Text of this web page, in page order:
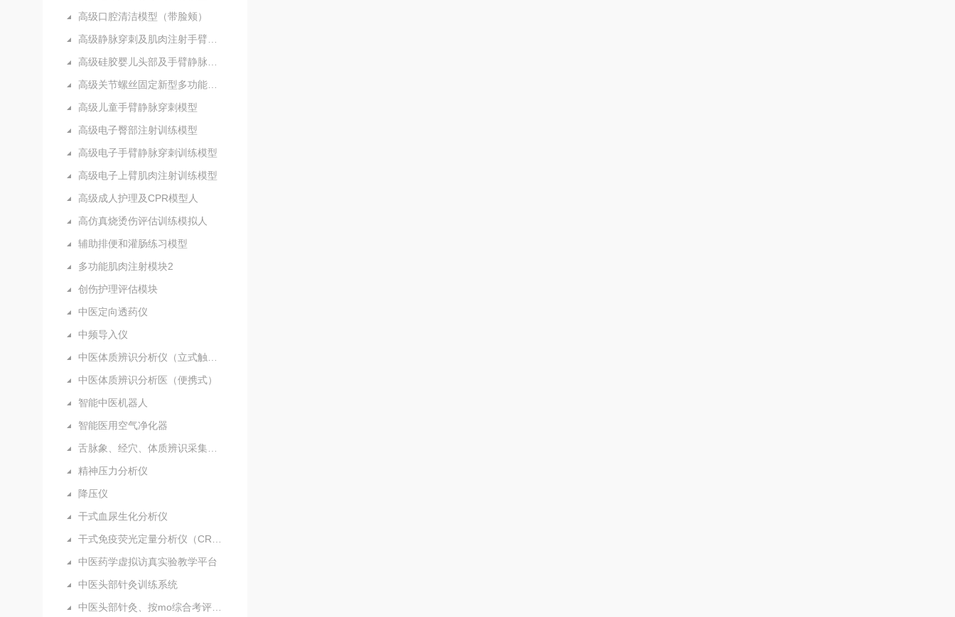
高级口腔清洁模型（带脸颊）
高级儿童手臂静脉穿刺模型
高级电子臀部注射训练模型
高级电子手臂静脉穿刺训练模型
高级电子上臂肌肉注射训练模型
高级成人护理及CPR模型人
高仿真烧烫伤评估训练模拟人
辅助排便和灌肠练习模型
多功能肌肉注射模块2
创伤护理评估模块
中医定向透药仪
中频导入仪
中医体质辨识分析医（便携式）
智能中医机器人
智能医用空气净化器
精神压力分析仪
降压仪
干式血尿生化分析仪
中医药学虚拟访真实验教学平台
中医头部针灸训练系统